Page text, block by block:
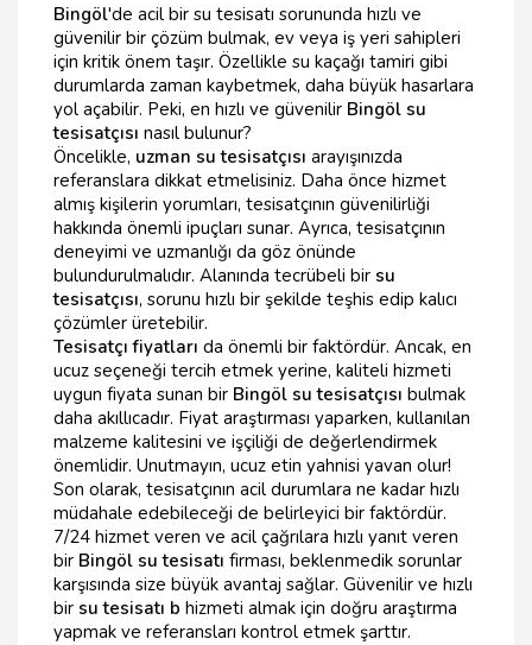
Bingöl'de acil bir su tesisatı sorununda hızlı ve
güvenilir bir çözüm bulmak, ev veya iş yeri sahipleri
için kritik önem taşır. Özellikle su kaçağı tamiri gibi
durumlarda zaman kaybetmek, daha büyük hasarlara
yol açabilir. Peki, en hızlı ve güvenilir Bingöl su
tesisatçısı nasıl bulunur?
Öncelikle, uzman su tesisatçısı arayışınızda
referanslara dikkat etmelisiniz. Daha önce hizmet
almış kişilerin yorumları, tesisatçının güvenilirliği
hakkında önemli ipuçları sunar. Ayrıca, tesisatçının
deneyimi ve uzmanlığı da göz önünde
bulundurulmalıdır. Alanında tecrübeli bir su
tesisatçısı, sorunu hızlı bir şekilde teşhis edip kalıcı
çözümler üretebilir.
Tesisatçı fiyatları da önemli bir faktördür. Ancak, en
ucuz seçeneği tercih etmek yerine, kaliteli hizmeti
uygun fiyata sunan bir Bingöl su tesisatçısı bulmak
daha akıllıcadır. Fiyat araştırması yaparken, kullanılan
malzeme kalitesini ve işçiliği de değerlendirmek
önemlidir. Unutmayın, ucuz etin yahnisi yavan olur!
Son olarak, tesisatçının acil durumlara ne kadar hızlı
müdahale edebileceği de belirleyici bir faktördür.
7/24 hizmet veren ve acil çağrılara hızlı yanıt veren
bir Bingöl su tesisatı firması, beklenmedik sorunlar
karşısında size büyük avantaj sağlar. Güvenilir ve hızlı
bir su tesisatı b hizmeti almak için doğru araştırma
yapmak ve referansları kontrol etmek şarttır.